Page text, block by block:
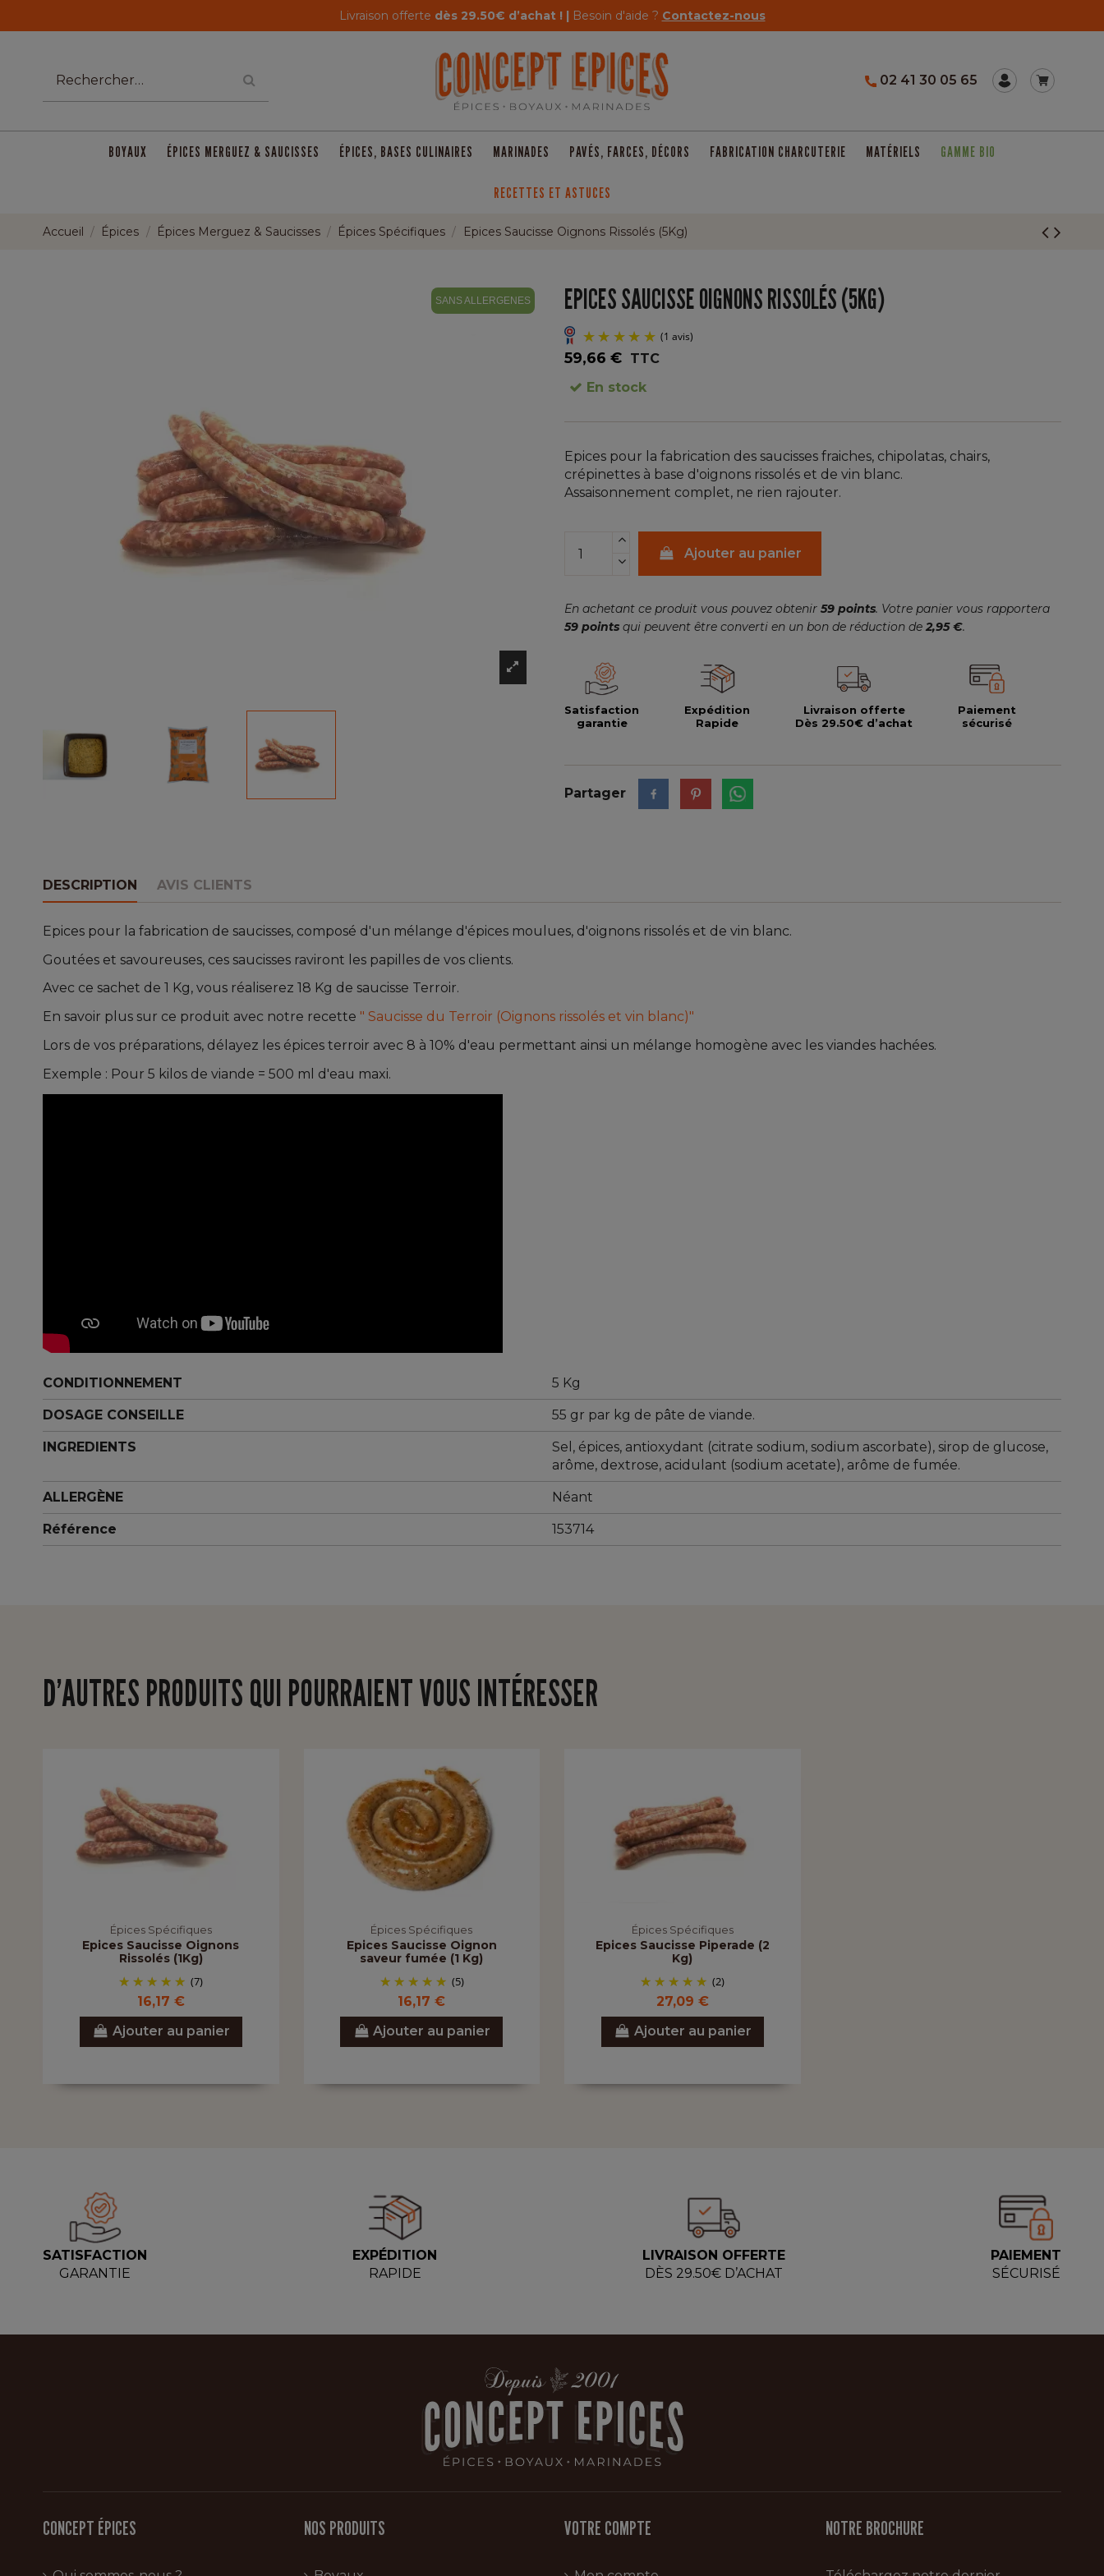
Livraison offerte dès 29.50€ d’achat ! | Besoin d'aide ? Contactez-nous
02 41 30 05 65
BOYAUX ÉPICES MERGUEZ & SAUCISSES ÉPICES, BASES CULINAIRES MARINADES PAVÉS, FARCES, DÉCORS FABRICATION CHARCUTERIE MATÉRIELS GAMME BIO
RECETTES ET ASTUCES
Accueil Épices Épices Merguez & Saucisses Épices Spécifiques Epices Saucisse Oignons Rissolés (5Kg)
SANS ALLERGENES EPICES SAUCISSE OIGNONS RISSOLÉS (5KG)
59,66 € TTC
En stock
Epices pour la fabrication des saucisses fraiches, chipolatas, chairs,
crépinettes à base d'oignons rissolés et de vin blanc.
Assaisonnement complet, ne rien rajouter.
Ajouter au panier
En achetant ce produit vous pouvez obtenir 59 points. Votre panier vous rapportera
59 points qui peuvent être converti en un bon de réduction de 2,95 €.
Satisfaction
garantie
Expédition
Rapide
Livraison offerte
Dès 29.50€ d’achat
Paiement
sécurisé
Partager
DESCRIPTION AVIS CLIENTS
Epices pour la fabrication de saucisses, composé d'un mélange d'épices moulues, d'oignons rissolés et de vin blanc.
Goutées et savoureuses, ces saucisses raviront les papilles de vos clients.
Avec ce sachet de 1 Kg, vous réaliserez 18 Kg de saucisse Terroir.
En savoir plus sur ce produit avec notre recette " Saucisse du Terroir (Oignons rissolés et vin blanc)"
Lors de vos préparations, délayez les épices terroir avec 8 à 10% d'eau permettant ainsi un mélange homogène avec les viandes hachées.
Exemple : Pour 5 kilos de viande = 500 ml d'eau maxi.
CONDITIONNEMENT 5 Kg
DOSAGE CONSEILLE 55 gr par kg de pâte de viande.
INGREDIENTS
Sel, épices, antioxydant (citrate sodium, sodium ascorbate), sirop de glucose,
arôme, dextrose, acidulant (sodium acetate), arôme de fumée.
ALLERGÈNE Néant
Référence 153714
D’AUTRES PRODUITS QUI POURRAIENT VOUS INTÉRESSER
Épices Spécifiques
Epices Saucisse Oignons
Rissolés (1Kg)
(7)
16,17 €
Ajouter au panier
Épices Spécifiques
Epices Saucisse Oignon
saveur fumée (1 Kg)
(5)
16,17 €
Ajouter au panier
Épices Spécifiques
Epices Saucisse Piperade (2
Kg)
(2)
27,09 €
Ajouter au panier
SATISFACTION
GARANTIE
EXPÉDITION
RAPIDE
LIVRAISON OFFERTE
DÈS 29.50€ D’ACHAT
PAIEMENT
SÉCURISÉ
CONCEPT ÉPICES NOS PRODUITS VOTRE COMPTE NOTRE BROCHURE